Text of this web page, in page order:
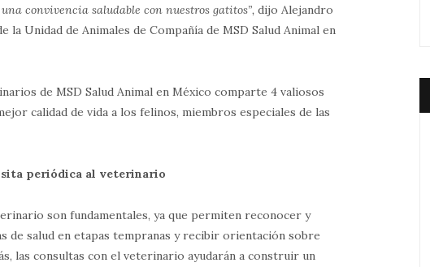
convivencia saludable con nuestros gatitos”, dijo Alejandro
la Unidad de Animales de Compañía de MSD Salud Animal en
de MSD Salud Animal en México comparte 4 valiosos
calidad de vida a los felinos, miembros especiales de las
periódica al veterinario
son fundamentales, ya que permiten reconocer y
de salud en etapas tempranas y recibir orientación sobre
las consultas con el veterinario ayudarán a construir un